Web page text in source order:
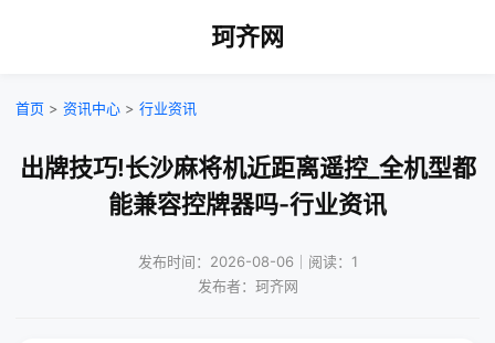
珂齐网
首页 > 资讯中心 > 行业资讯
出牌技巧!长沙麻将机近距离遥控_全机型都
能兼容控牌器吗-行业资讯
发布时间：2026-08-06｜阅读：1
发布者：珂齐网